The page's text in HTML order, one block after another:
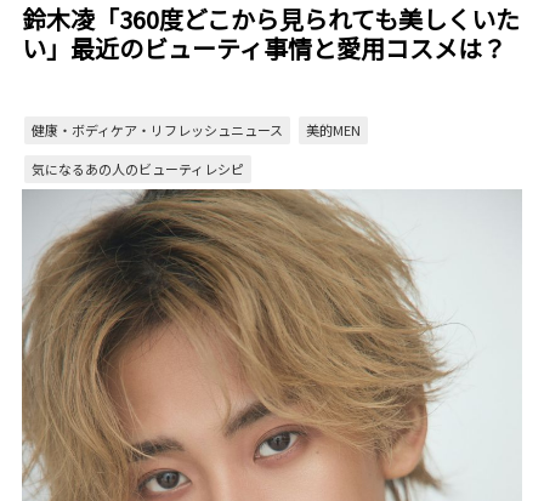
鈴木凌「360度どこから見られても美しくいた
い」最近のビューティ事情と愛用コスメは？
健康・ボディケア・リフレッシュニュース
美的MEN
気になるあの人のビューティレシピ